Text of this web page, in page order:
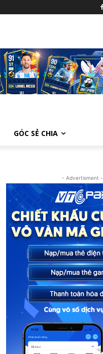
GÓC SẺ CHIA
- Advertisment -